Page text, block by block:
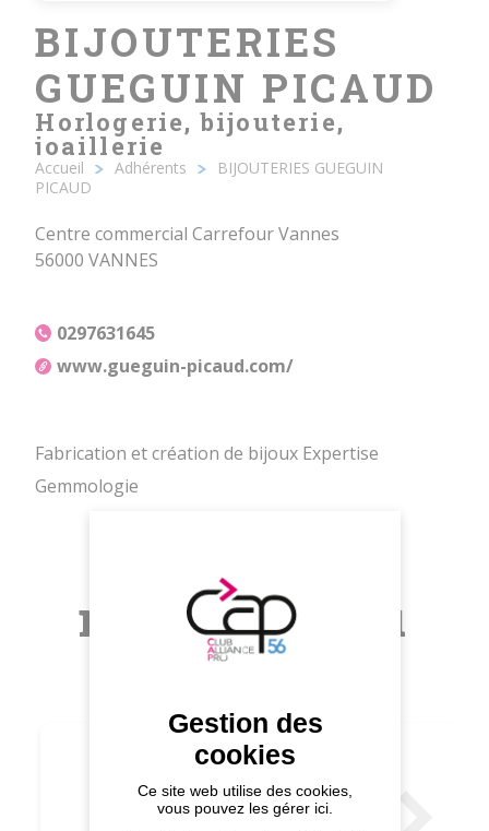
BIJOUTERIES
GUEGUIN PICAUD
Horlogerie, bijouterie,
joaillerie
Fil
Accueil Adhérents
BIJOUTERIES GUEGUIN
PICAUD
Centre commercial Carrefour Vannes
56000 VANNES
0297631645
www.gueguin-picaud.com/
Fabrication et création de bijoux Expertise
Gemmologie
Autres
membres du
CAP 56
NAUTIC
SPORT
ACTIVITES
NAUTIQUES,
Gestion des
cookies
Ce site web utilise des cookies,
vous pouvez les gérer ici.